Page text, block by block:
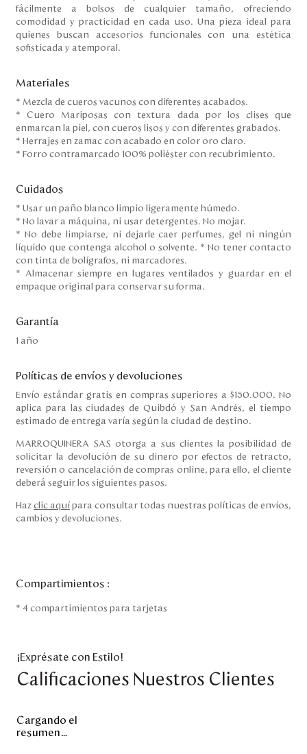
Costa Rica
Panamá
USA
fácilmente a bolsos de cualquier tamaño, ofreciendo
comodidad y practicidad en cada uso. Una pieza ideal para
quienes buscan accesorios funcionales con una estética
sofisticada y atemporal.
Materiales
* Mezcla de cueros vacunos con diferentes acabados.
* Cuero Mariposas con textura dada por los clises que
enmarcan la piel, con cueros lisos y con diferentes grabados.
* Herrajes en zamac con acabado en color oro claro.
* Forro contramarcado 100% poliéster con recubrimiento.
Cuidados
* Usar un paño blanco limpio ligeramente húmedo.
* No lavar a máquina, ni usar detergentes. No mojar.
* No debe limpiarse, ni dejarle caer perfumes, gel ni ningún
líquido que contenga alcohol o solvente. * No tener contacto
con tinta de bolígrafos, ni marcadores.
* Almacenar siempre en lugares ventilados y guardar en el
empaque original para conservar su forma.
Garantía
1 año
Políticas de envíos y devoluciones
Envío estándar gratis en compras superiores a $150.000. No
aplica para las ciudades de Quibdó y San Andrés, el tiempo
estimado de entrega varía según la ciudad de destino.
MARROQUINERA SAS otorga a sus clientes la posibilidad de
solicitar la devolución de su dinero por efectos de retracto,
reversión o cancelación de compras online, para ello, el cliente
deberá seguir los siguientes pasos.
Haz clic aquí para consultar todas nuestras políticas de envíos,
cambios y devoluciones.
Compartimientos :
* 4 compartimientos para tarjetas
¡Exprésate con Estilo!
Calificaciones Nuestros Clientes
Cargando el
resumen…